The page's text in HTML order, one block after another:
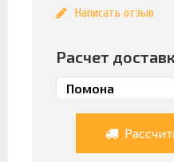
Написать отзыв
Расчет